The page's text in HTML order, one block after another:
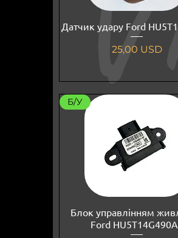
Датчик удару Ford
Ціна
25,00 USD
Б/У
Блок управлінням
Ford